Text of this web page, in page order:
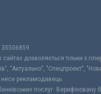
сайтах дозволяється тільки з
"Актуально", "Спецпроект",
несе рекламодавець.
послуг.